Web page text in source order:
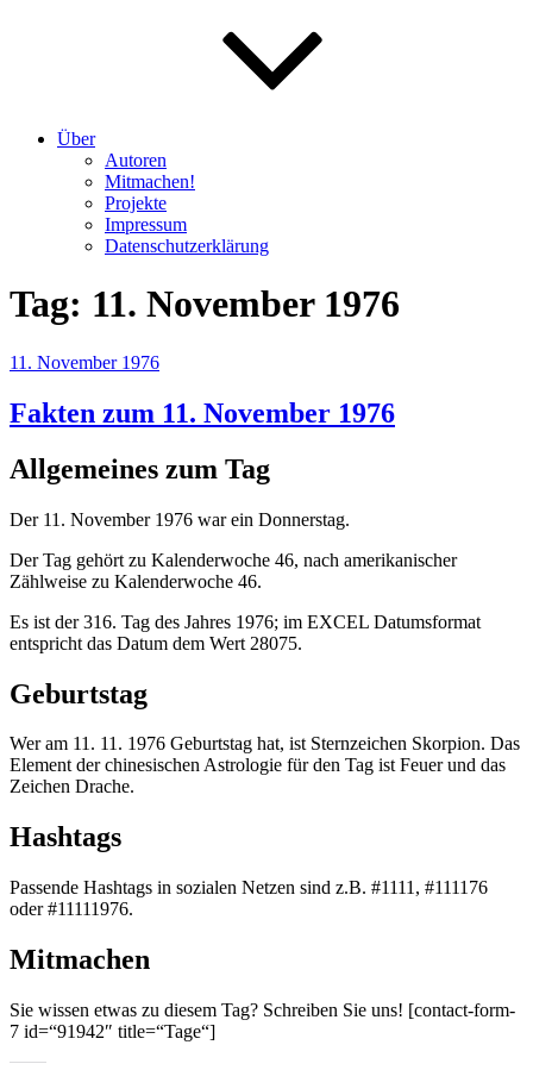
Über
Autoren
Mitmachen!
Projekte
Impressum
Datenschutzerklärung
Tag: 11. November 1976
Veröffentlicht
11. November 1976
Fakten zum 11. November 1976
Allgemeines zum Tag
Der 11. November 1976 war ein Donnerstag.
Der Tag gehört zu Kalenderwoche 46, nach amerikanischer
Zählweise zu Kalenderwoche 46.
Es ist der 316. Tag des Jahres 1976; im EXCEL Datumsformat
entspricht das Datum dem Wert 28075.
Geburtstag
Wer am 11. 11. 1976 Geburtstag hat, ist Sternzeichen Skorpion. Das
Element der chinesischen Astrologie für den Tag ist Feuer und das
Zeichen Drache.
Hashtags
Passende Hashtags in sozialen Netzen sind z.B. #1111, #111176
oder #11111976.
Mitmachen
Sie wissen etwas zu diesem Tag? Schreiben Sie uns! [contact-form-
7 id=“91942″ title=“Tage“]